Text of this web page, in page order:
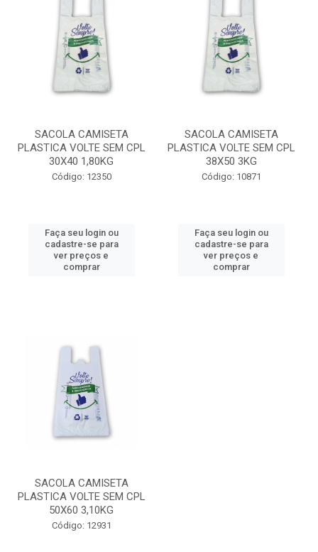
SACOLA CAMISETA
PLASTICA VOLTE SEM CPL
30X40 1,80KG
Código: 12350
Faça seu login ou
cadastre-se para
ver preços e
comprar
SACOLA CAMISETA
PLASTICA VOLTE SEM CPL
38X50 3KG
Código: 10871
Faça seu login ou
cadastre-se para
ver preços e
comprar
SACOLA CAMISETA
PLASTICA VOLTE SEM CPL
50X60 3,10KG
Código: 12931